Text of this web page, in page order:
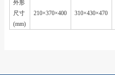
外形
尺寸
(mm)
210×370×400 310×430×470